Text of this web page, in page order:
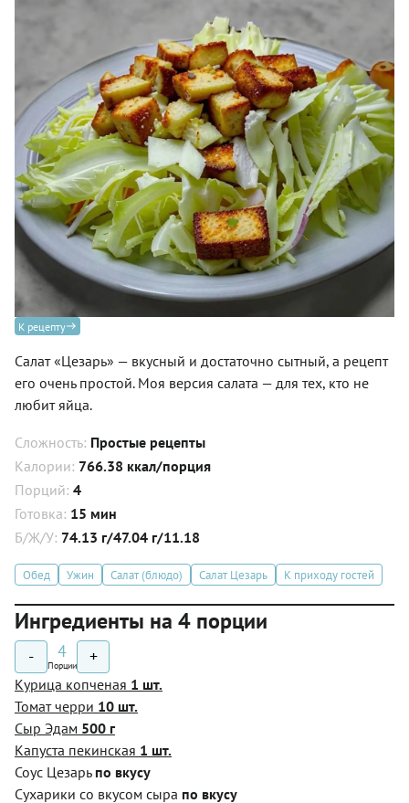
К рецепту
Салат «Цезарь» — вкусный и достаточно сытный, а рецепт
его очень простой. Моя версия салата — для тех, кто не
любит яйца.
Сложность: Простые рецепты
Калории: 766.38 ккал/порция
Порций: 4
Готовка: 15 мин
Б/Ж/У: 74.13 г/47.04 г/11.18
Обед Ужин Салат (блюдо) Салат Цезарь К приходу гостей
Ингредиенты на 4 порции
- 4
Порции +
Курица копченая 1 шт.
Томат черри 10 шт.
Сыр Эдам 500 г
Капуста пекинская 1 шт.
Соус Цезарь по вкусу
Сухарики со вкусом сыра по вкусу